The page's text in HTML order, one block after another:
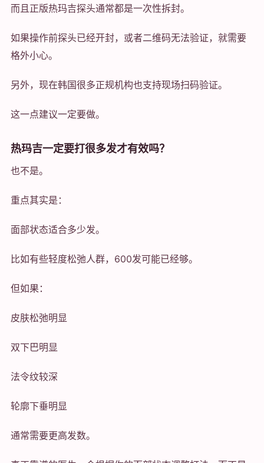
而且正版热玛吉探头通常都是一次性拆封。
如果操作前探头已经开封，或者二维码无法验证，就需要
格外小心。
另外，现在韩国很多正规机构也支持现场扫码验证。
这一点建议一定要做。
热玛吉一定要打很多发才有效吗？
也不是。
重点其实是：
面部状态适合多少发。
比如有些轻度松弛人群，600发可能已经够。
但如果：
皮肤松弛明显
双下巴明显
法令纹较深
轮廓下垂明显
通常需要更高发数。